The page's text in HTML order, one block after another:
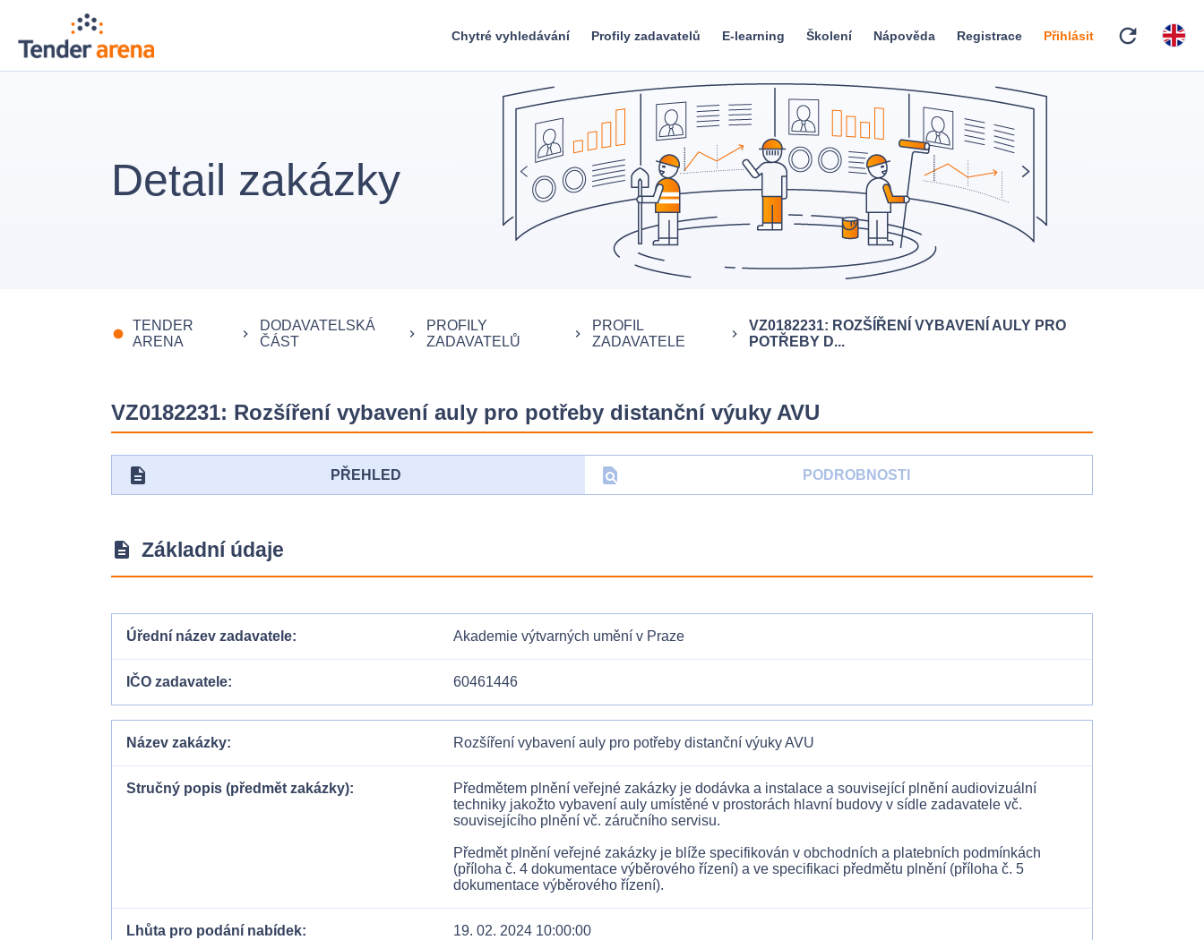
Chytré vyhledávání Profily zadavatelů E-learning Školení Nápověda Registrace Přihlásit refresh
Detail zakázky
fiber_manual_record
TENDER
ARENA
keyboard_arrow_right
DODAVATELSKÁ
ČÁST
keyboard_arrow_right
PROFILY
ZADAVATELŮ
keyboard_arrow_right
PROFIL
ZADAVATELE
keyboard_arrow_right
VZ0182231: ROZŠÍŘENÍ VYBAVENÍ AULY PRO
POTŘEBY D...
VZ0182231: Rozšíření vybavení auly pro potřeby distanční výuky AVU
description PŘEHLED find_in_page PODROBNOSTI
description Základní údaje
Úřední název zadavatele Akademie výtvarných umění v Praze
IČO zadavatele 60461446
Název zakázky Rozšíření vybavení auly pro potřeby distanční výuky AVU
Stručný popis (předmět zakázky)
Předmětem plnění veřejné zakázky je dodávka a instalace a související plnění audiovizuální
techniky jakožto vybavení auly umístěné v prostorách hlavní budovy v sídle zadavatele vč.
souvisejícího plnění vč. záručního servisu.
Předmět plnění veřejné zakázky je blíže specifikován v obchodních a platebních podmínkách
(příloha č. 4 dokumentace výběrového řízení) a ve specifikaci předmětu plnění (příloha č. 5
dokumentace výběrového řízení).
Lhůta pro podání nabídek 19. 02. 2024 10:00:00